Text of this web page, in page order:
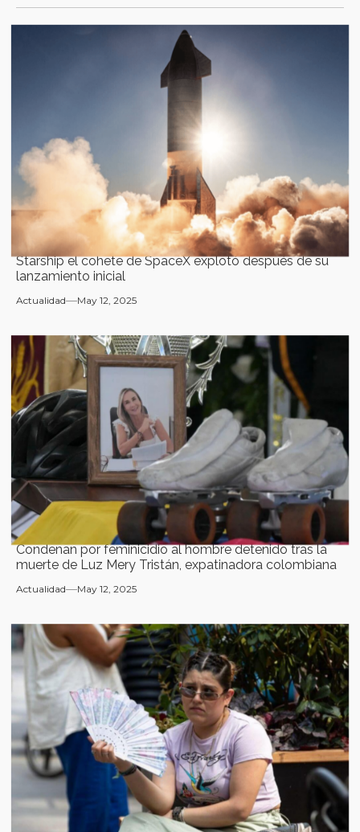
Starship el cohete de SpaceX explotó después de su
lanzamiento inicial
Actualidad May 12, 2025
Condenan por feminicidio al hombre detenido tras la
muerte de Luz Mery Tristán, expatinadora colombiana
Actualidad May 12, 2025